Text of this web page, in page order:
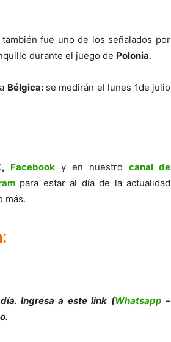
fue uno de los señalados por
durante el juego de Polonia.
Bélgica:se medirán el lunes 1de julio
, Facebook y en nuestro canal de
para estar al día de la actualidad
más.
Ingresa a este link (Whatsapp –